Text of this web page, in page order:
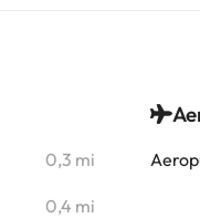
0,3 mi
0,4 mi